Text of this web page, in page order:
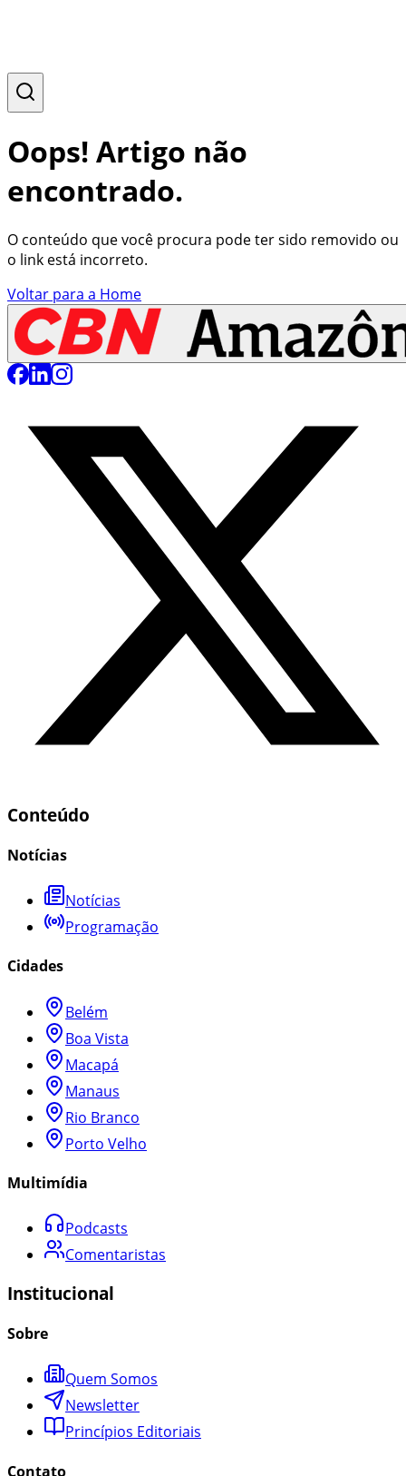
Oops! Artigo não
encontrado.
O conteúdo que você procura pode ter sido removido ou
o link está incorreto.
Voltar para a Home
Conteúdo
Notícias
Notícias
Programação
Cidades
Belém
Boa Vista
Macapá
Manaus
Rio Branco
Porto Velho
Multimídia
Podcasts
Comentaristas
Institucional
Sobre
Quem Somos
Newsletter
Princípios Editoriais
Contato